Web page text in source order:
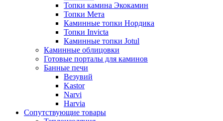
Топки камина Экокамин
Топки Мета
Каминные топки Нордика
Топки Invicta
Каминные топки Jotul
Каминные облицовки
Готовые порталы для каминов
Банные печи
Везувий
Kastor
Narvi
Harvia
Сопутствующие товары